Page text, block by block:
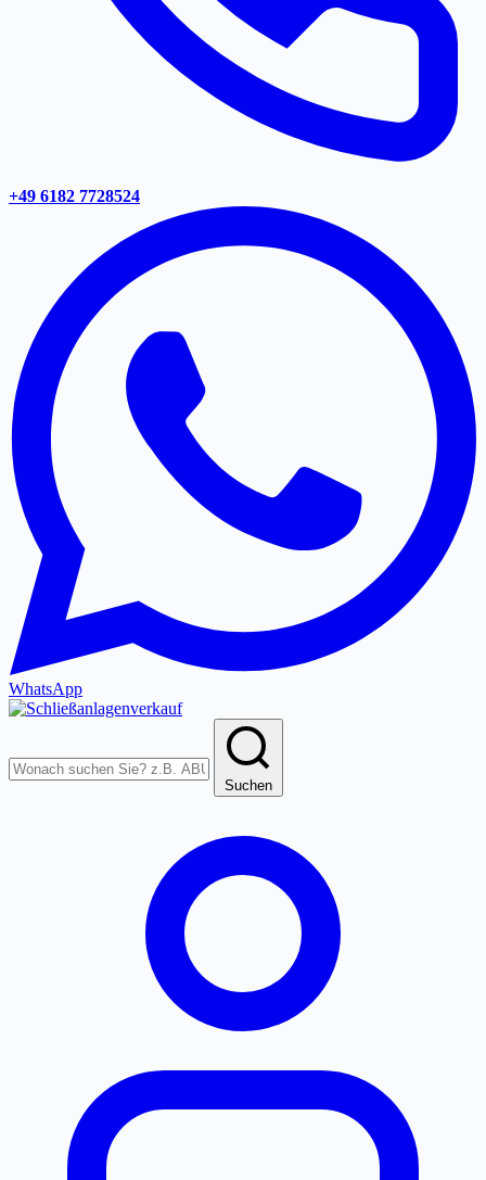
+49 6182 7728524
WhatsApp
Suchen